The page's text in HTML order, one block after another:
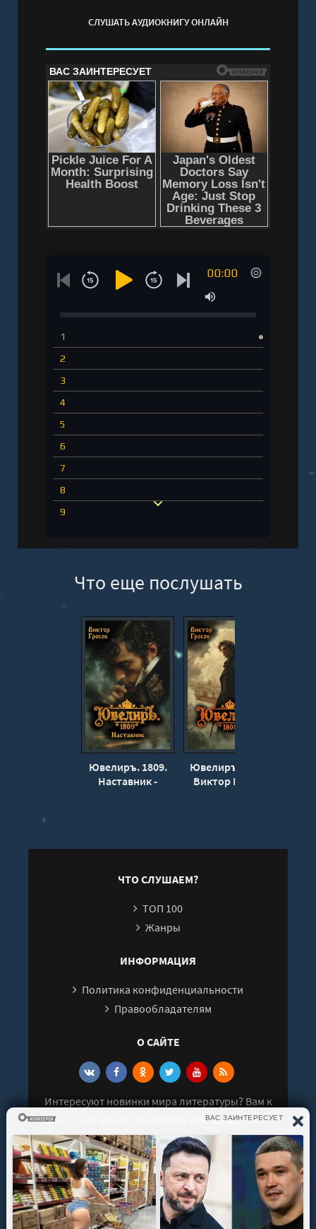
СЛУШАТЬ АУДИОКНИГУ ОНЛАЙН
00:00
1
2
3
4
5
6
7
8
9
Что еще послушать
Ювелиръ. 1809.
Наставник -
Ювелиръ. 1809 -
Виктор Гросов
ЧТО СЛУШАЕМ?
ТОП 100
Жанры
ИНФОРМАЦИЯ
Политика конфиденциальности
Правообладателям
О САЙТЕ
Интересуют новинки мира литературы? Вам к
нам. У нас можно послушать как новые так и
старые аудиокниги. Выбрать и поделиться с
друзьями лучшими аудиокнигами!
© 2021 - 2026 kniga-audio.net. Все права